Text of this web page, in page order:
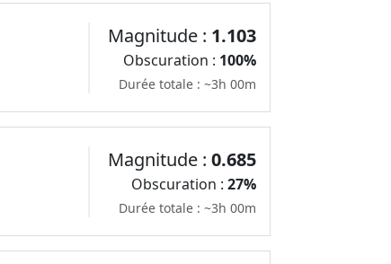
Magnitude : 1.103
Obscuration : 100%
Durée totale : ~3h 00m
Magnitude : 0.685
Obscuration : 27%
Durée totale : ~3h 00m